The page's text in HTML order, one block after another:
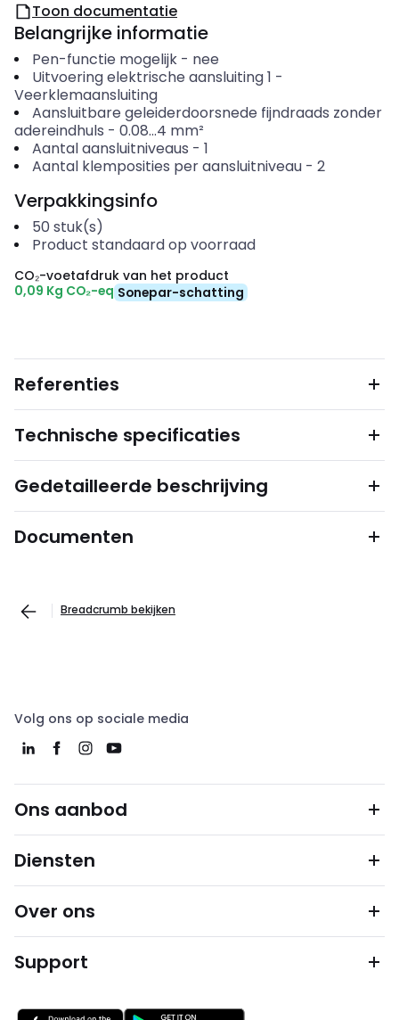
Toon documentatie
Belangrijke informatie
Pen-functie mogelijk- nee
Uitvoering elektrische aansluiting 1 -
Veerklemaansluiting
Aansluitbare geleiderdoorsnede fijndraads zonder
adereindhuls - 0.08...4 mm²
Aantal aansluitniveaus - 1
Aantal klemposities per aansluitniveau- 2
Verpakkingsinfo
50 stuk(s)
Product standaard op voorraad
CO₂-voetafdruk van het product
0,09 Kg CO₂-eq Sonepar-schatting
Referenties
Technische specificaties
Gedetailleerde beschrijving
Documenten
Breadcrumb bekijken
Volg ons op sociale media
Ons aanbod
Diensten
Over ons
Support